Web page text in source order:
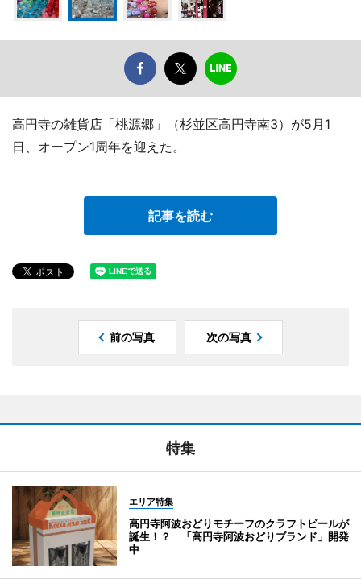
高円寺の雑貨店「桃源郷」（杉並区高円寺南3）が5月1
日、オープン1周年を迎えた。
記事を読む
前の写真 次の写真
特集
エリア特集
高円寺阿波おどりモチーフのクラフトビールが
誕生！？ 「高円寺阿波おどりブランド」開発
中